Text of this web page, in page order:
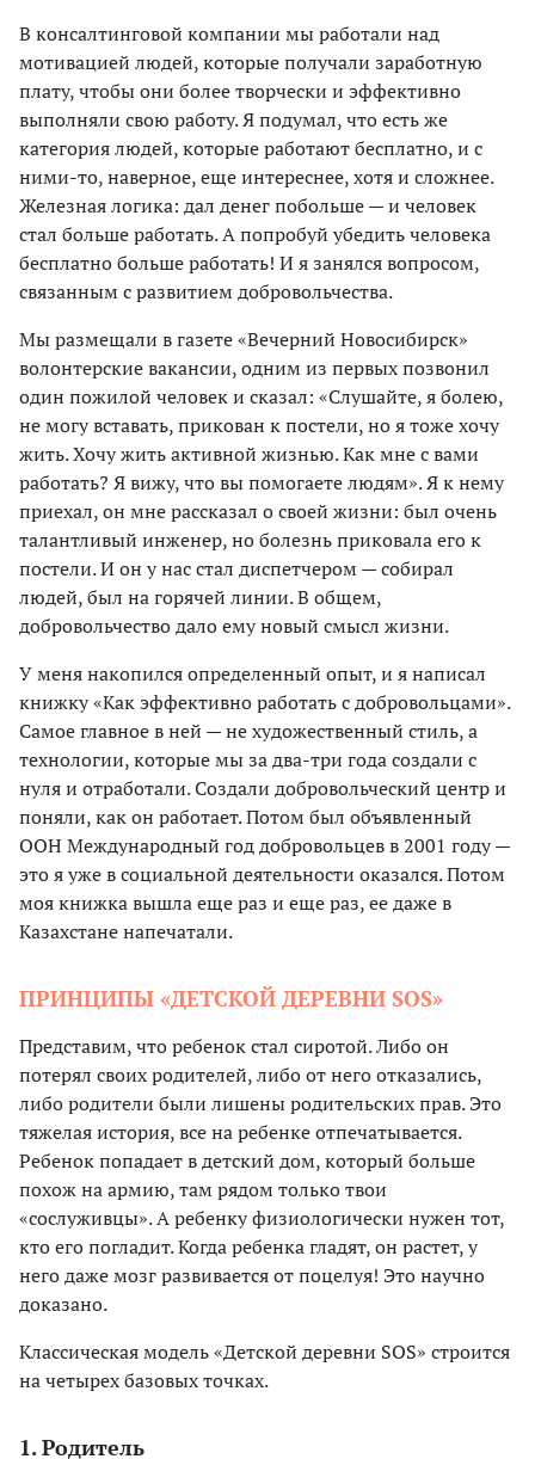
В консалтинговой компании мы работали над
мотивацией людей, которые получали заработную
плату, чтобы они более творчески и эффективно
выполняли свою работу. Я подумал, что есть же
категория людей, которые работают бесплатно, и с
ними-то, наверное, еще интереснее, хотя и сложнее.
Железная логика: дал денег побольше — и человек
стал больше работать. А попробуй убедить человека
бесплатно больше работать! И я занялся вопросом,
связанным с развитием добровольчества.
Мы размещали в газете «Вечерний Новосибирск»
волонтерские вакансии, одним из первых позвонил
один пожилой человек и сказал: «Слушайте, я болею,
не могу вставать, прикован к постели, но я тоже хочу
жить. Хочу жить активной жизнью. Как мне с вами
работать? Я вижу, что вы помогаете людям». Я к нему
приехал, он мне рассказал о своей жизни: был очень
талантливый инженер, но болезнь приковала его к
постели. И он у нас стал диспетчером — собирал
людей, был на горячей линии. В общем,
добровольчество дало ему новый смысл жизни.
У меня накопился определенный опыт, и я написал
книжку «Как эффективно работать с добровольцами».
Самое главное в ней — не художественный стиль, а
технологии, которые мы за два-три года создали с
нуля и отработали. Создали добровольческий центр и
поняли, как он работает. Потом был объявленный
ООН Международный год добровольцев в 2001 году —
это я уже в социальной деятельности оказался. Потом
моя книжка вышла еще раз и еще раз, ее даже в
Казахстане напечатали.
ПРИНЦИПЫ «ДЕТСКОЙ ДЕРЕВНИ SOS»
Представим, что ребенок стал сиротой. Либо он
потерял своих родителей, либо от него отказались,
либо родители были лишены родительских прав. Это
тяжелая история, все на ребенке отпечатывается.
Ребенок попадает в детский дом, который больше
похож на армию, там рядом только твои
«сослуживцы». А ребенку физиологически нужен тот,
кто его погладит. Когда ребенка гладят, он растет, у
него даже мозг развивается от поцелуя! Это научно
доказано.
Классическая модель «Детской деревни SOS» строится
на четырех базовых точках.
1. Родитель